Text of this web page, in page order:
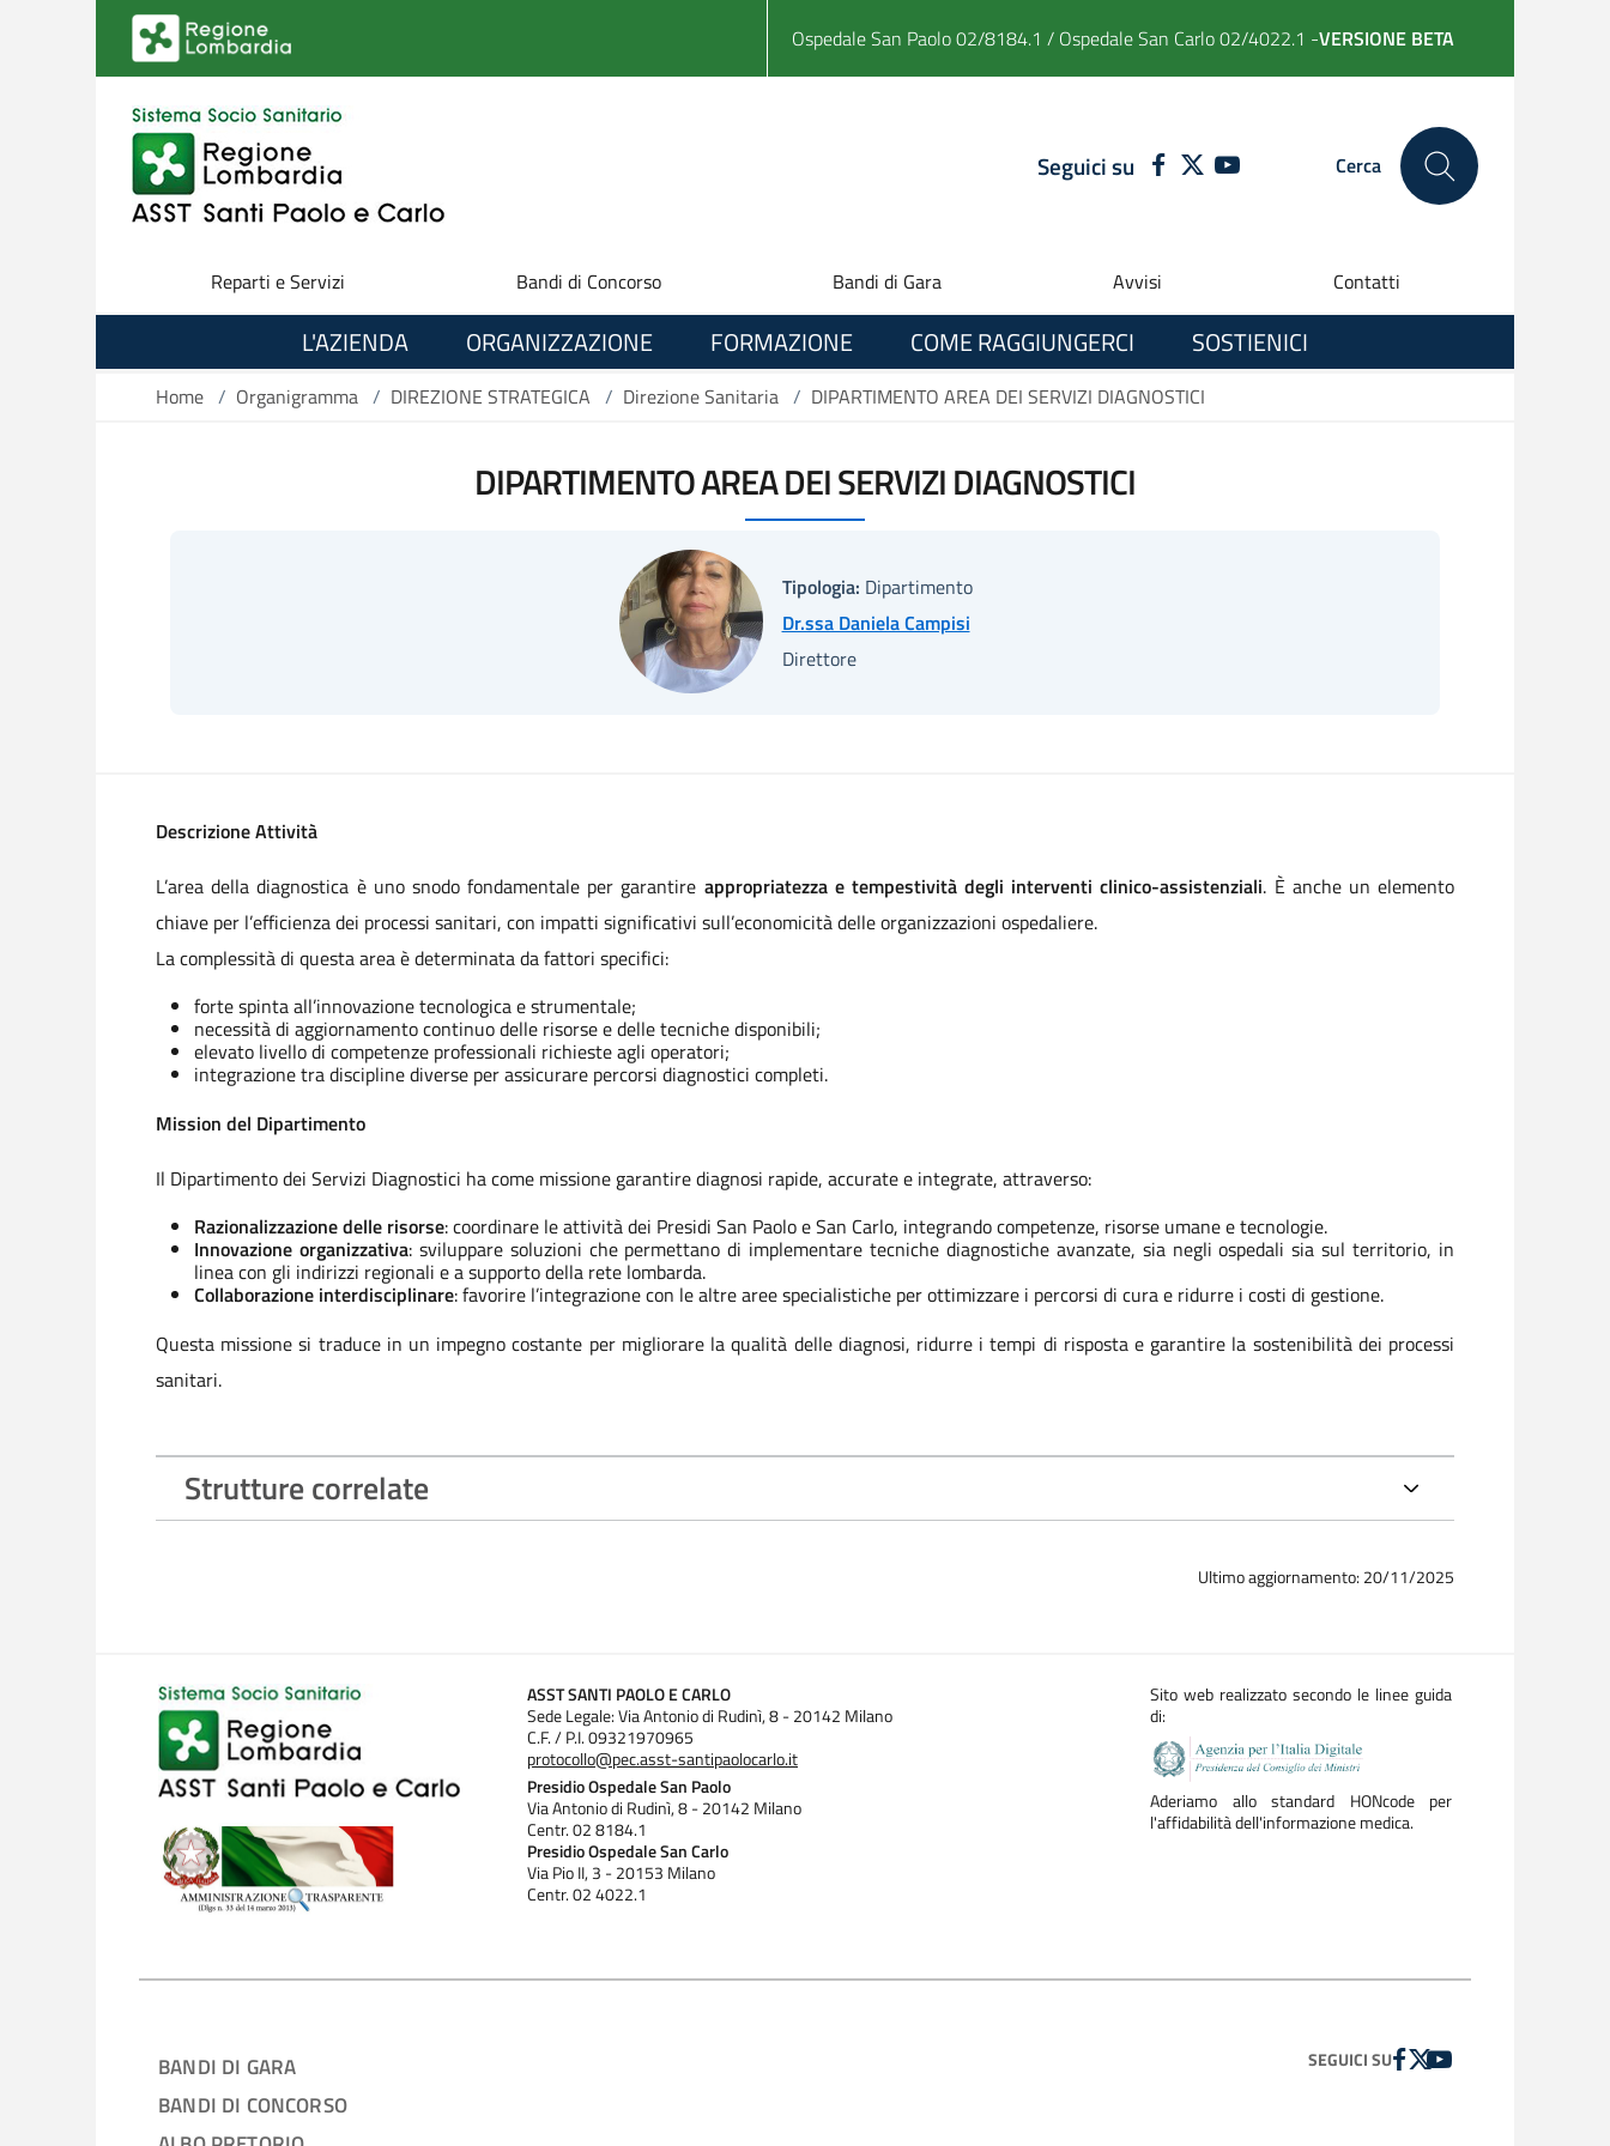
Salta al contenuto principale
Ospedale San Paolo 02/8184.1 / Ospedale San Carlo 02/4022.1 -VERSIONE BETA
Seguici suFACEBOOK
TWITTERYOUTUBE Cerca
Reparti e Servizi Bandi di Concorso Bandi di Gara Avvisi Contatti
L'AZIENDA ORGANIZZAZIONE FORMAZIONE COME RAGGIUNGERCI SOSTIENICI
Home / Organigramma / DIREZIONE STRATEGICA / Direzione Sanitaria / DIPARTIMENTO AREA DEI SERVIZI DIAGNOSTICI
DIPARTIMENTO AREA DEI SERVIZI DIAGNOSTICI
Tipologia: Dipartimento
Dr.ssa Daniela Campisi
Direttore
Descrizione Attività
L’area della diagnostica è uno snodo fondamentale per garantire appropriatezza e tempestività degli interventi clinico-assistenziali. È anche un elemento
chiave per l’efficienza dei processi sanitari, con impatti significativi sull’economicità delle organizzazioni ospedaliere.
La complessità di questa area è determinata da fattori specifici:
forte spinta all’innovazione tecnologica e strumentale;
necessità di aggiornamento continuo delle risorse e delle tecniche disponibili;
elevato livello di competenze professionali richieste agli operatori;
integrazione tra discipline diverse per assicurare percorsi diagnostici completi.
Mission del Dipartimento
Il Dipartimento dei Servizi Diagnostici ha come missione garantire diagnosi rapide, accurate e integrate, attraverso:
Razionalizzazione delle risorse: coordinare le attività dei Presidi San Paolo e San Carlo, integrando competenze, risorse umane e tecnologie.
Innovazione organizzativa: sviluppare soluzioni che permettano di implementare tecniche diagnostiche avanzate, sia negli ospedali sia sul territorio, in
linea con gli indirizzi regionali e a supporto della rete lombarda.
Collaborazione interdisciplinare: favorire l’integrazione con le altre aree specialistiche per ottimizzare i percorsi di cura e ridurre i costi di gestione.
Questa missione si traduce in un impegno costante per migliorare la qualità delle diagnosi, ridurre i tempi di risposta e garantire la sostenibilità dei processi
sanitari.
Strutture correlate
Ultimo aggiornamento: 20/11/2025
ASST SANTI PAOLO E CARLO
Sede Legale: Via Antonio di Rudinì, 8 - 20142 Milano
C.F. / P.I. 09321970965
protocollo@pec.asst-santipaolocarlo.it
Presidio Ospedale San Paolo
Via Antonio di Rudinì, 8 - 20142 Milano
Centr. 02 8184.1
Presidio Ospedale San Carlo
Via Pio II, 3 - 20153 Milano
Centr. 02 4022.1
Sito web realizzato secondo le linee guida
di:
Aderiamo allo standard HONcode per
l'affidabilità dell'informazione medica.
BANDI DI GARA
BANDI DI CONCORSO
SEGUICI SUFACEBOOK
TWITTER
YOUTUBE